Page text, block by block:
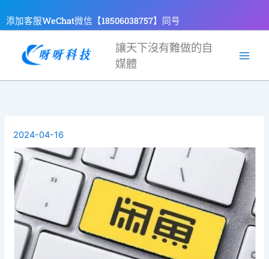
至
容
添加客服WeChat微信【18506038757】同号
讓天下沒有難做的自
媒體
2024-04-16